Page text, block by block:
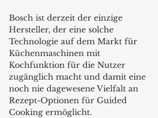
Bosch ist derzeit der einzige
Hersteller, der eine solche
Technologie auf dem Markt für
Küchenmaschinen mit
Kochfunktion für die Nutzer
zugänglich macht und damit eine
noch nie dagewesene Vielfalt an
Rezept-Optionen für Guided
Cooking ermöglicht.